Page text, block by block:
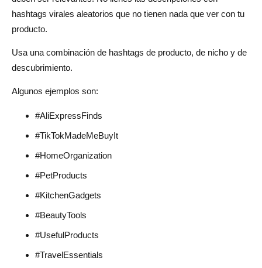
hashtags virales aleatorios que no tienen nada que ver con tu
producto.
Usa una combinación de hashtags de producto, de nicho y de
descubrimiento.
Algunos ejemplos son:
#AliExpressFinds
#TikTokMadeMeBuyIt
#HomeOrganization
#PetProducts
#KitchenGadgets
#BeautyTools
#UsefulProducts
#TravelEssentials